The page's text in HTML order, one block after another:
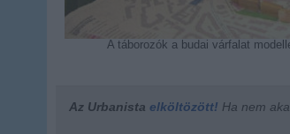
A táborozók a budai várfalat
Az Urbanista elköltözött! Ha nem